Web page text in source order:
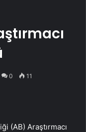
0 11
(AB) Araştırmacı